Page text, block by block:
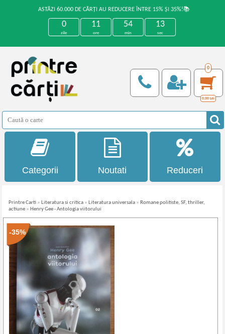
ASTĂZI 60.000 DE CĂRȚI AU REDUCERE ÎNTRE 15% ȘI 35%!📚
0
zile
11
ore
54
min
13
sec
0
0,00 Lei
Categorii Noutati Reduceri
Printre Carti » Literatura si critica » Literatura universala » Romane politiste, SF, thriller,
actiune » Henry Gee - Antologia viitorului
-35%